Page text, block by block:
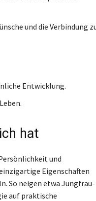
und die Verbindung
Entwicklung.
hat
und
Eigenschaften
So neigen etwa Jungfrau-
auf praktische